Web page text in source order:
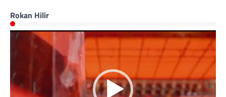
Rokan Hilir
Pemutar